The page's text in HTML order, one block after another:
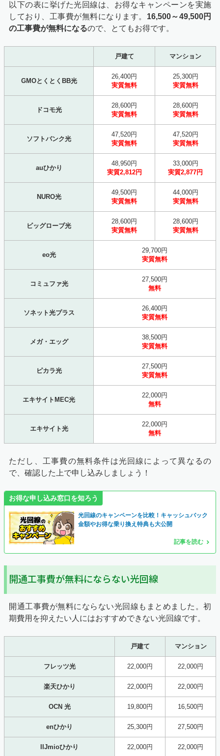
以下の表に挙げた光回線は、お得なキャンペーンを実施
しており、工事費が無料になります。 16,500～49,500円
の工事費が無料になるので、とてもお得です。
戸建て マンション
GMOとくとくBB光
26,400円
実質無料
25,300円
実質無料
ドコモ光
28,600円
実質無料
28,600円
実質無料
ソフトバンク光
47,520円
実質無料
47,520円
実質無料
auひかり
48,950円
実質2,812円
33,000円
実質2,877円
NURO光
49,500円
実質無料
44,000円
実質無料
ビッグローブ光
28,600円
実質無料
28,600円
実質無料
eo光
29,700円
実質無料
コミュファ光
27,500円
無料
ソネット光プラス
26,400円
実質無料
メガ・エッグ
38,500円
実質無料
ピカラ光
27,500円
実質無料
エキサイトMEC光
22,000円
無料
エキサイト光
22,000円
無料
ただし、工事費の無料条件は光回線によって異なるの
で、確認した上で申し込みしましょう！
お得な申し込み窓口を知ろう
光回線のキャンペーンを比較！キャッシュバック
金額やお得な乗り換え特典も大公開
記事を読む
開通工事費が無料にならない光回線
開通工事費が無料にならない光回線もまとめました。初
期費用を抑えたい人にはおすすめできない光回線です。
戸建て マンション
フレッツ光 22,000円 22,000円
楽天ひかり 22,000円 22,000円
OCN 光 19,800円 16,500円
enひかり 25,300円 27,500円
IIJmioひかり 22,000円 22,000円